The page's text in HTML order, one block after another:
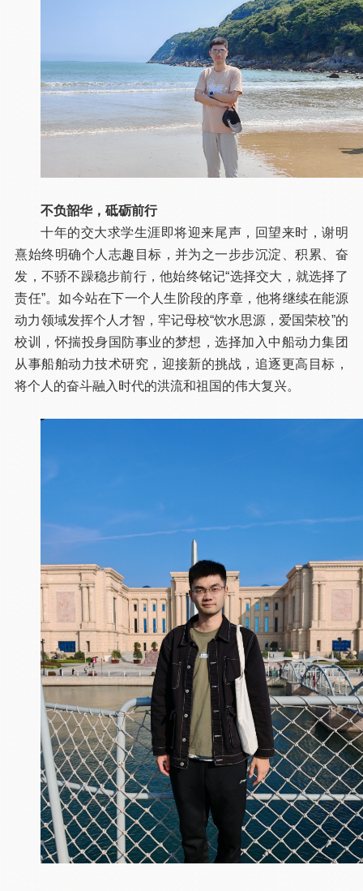
不负韶华，砥砺前行
十年的交大求学生涯即将迎来尾声，回望来时，谢明
熹始终明确个人志趣目标，并为之一步步沉淀、积累、奋
发，不骄不躁稳步前行，他始终铭记“选择交大，就选择了
责任”。如今站在下一个人生阶段的序章，他将继续在能源
动力领域发挥个人才智，牢记母校“饮水思源，爱国荣校”的
校训，怀揣投身国防事业的梦想，选择加入中船动力集团
从事船舶动力技术研究，迎接新的挑战，追逐更高目标，
将个人的奋斗融入时代的洪流和祖国的伟大复兴。